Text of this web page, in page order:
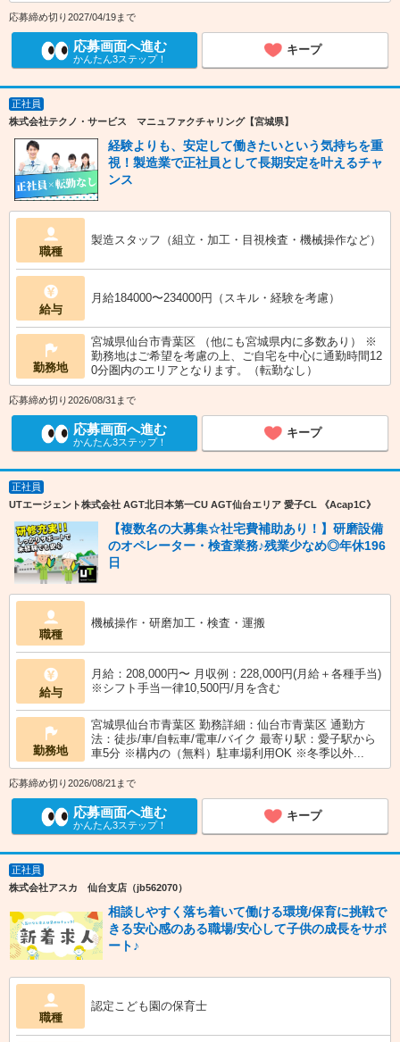
応募締め切り2027/04/19まで
応募画面へ進む
かんたん3ステップ！
キープ
正社員
株式会社テクノ・サービス マニュファクチャリング【宮城県】
経験よりも、安定して働きたいという気持ちを重
視！製造業で正社員として長期安定を叶えるチャ
ンス
職種
製造スタッフ（組立・加工・目視検査・機械操作など）
給与
月給184000〜234000円（スキル・経験を考慮）
勤務地
宮城県仙台市青葉区 （他にも宮城県内に多数あり） ※
勤務地はご希望を考慮の上、ご自宅を中心に通勤時間12
0分圏内のエリアとなります。（転勤なし）
応募締め切り2026/08/31まで
応募画面へ進む
かんたん3ステップ！
キープ
正社員
UTエージェント株式会社 AGT北日本第一CU AGT仙台エリア 愛子CL 《Acap1C》
【複数名の大募集☆社宅費補助あり！】研磨設備
のオペレーター・検査業務♪残業少なめ◎年休196
日
職種
機械操作・研磨加工・検査・運搬
給与
月給：208,000円〜 月収例：228,000円(月給＋各種手当)
※シフト手当一律10,500円/月を含む
勤務地
宮城県仙台市青葉区 勤務詳細：仙台市青葉区 通勤方
法：徒歩/車/自転車/電車/バイク 最寄り駅：愛子駅から
車5分 ※構内の（無料）駐車場利用OK ※冬季以外...
応募締め切り2026/08/21まで
応募画面へ進む
かんたん3ステップ！
キープ
正社員
株式会社アスカ 仙台支店（jb562070）
相談しやすく落ち着いて働ける環境/保育に挑戦で
きる安心感のある職場/安心して子供の成長をサポ
ート♪
職種
認定こども園の保育士